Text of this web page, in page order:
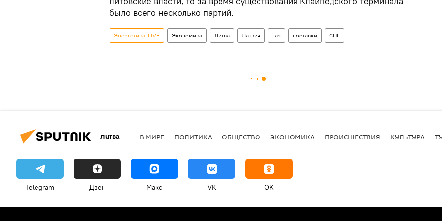
было всего несколько партий.
Энергетика. LIVE Экономика Литва Латвия газ поставки СПГ
Литва В МИРЕ ПОЛИТИКА ОБЩЕСТВО ЭКОНОМИКА ПРОИСШЕСТВИЯ КУЛЬТУРА
Telegram Дзен Макс VK OK